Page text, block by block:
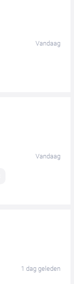
Vandaag
Vandaag
1 dag geleden